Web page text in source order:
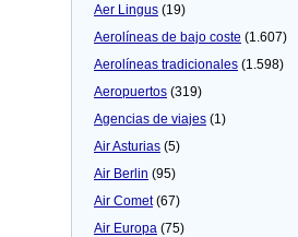
Aer Lingus (19)
Aerolíneas de bajo coste (1.607)
Aerolíneas tradicionales (1.598)
Aeropuertos (319)
Agencias de viajes (1)
Air Asturias (5)
Air Berlin (95)
Air Comet(67)
Air Europa (75)